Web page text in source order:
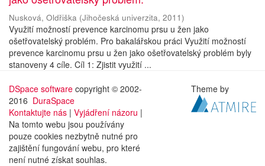
Nusková, Oldřiška (Jihočeská univerzita, 2011)
Využití možností prevence karcinomu prsu u žen jako
ošetřovatelský problém. Pro bakalářskou práci Využití možností
prevence karcinomu prsu u žen jako ošetřovatelský problém byly
stanoveny 4 cíle. Cíl 1: Zjistit využití ...
DSpace software copyright © 2002-
2016 DuraSpace
Kontaktujte nás | Vyjádření názoru |
Na tomto webu jsou používány
pouze cookies nezbytně nutné pro
zajištění fungování webu, pro které
není nutné získat souhlas.
Theme by